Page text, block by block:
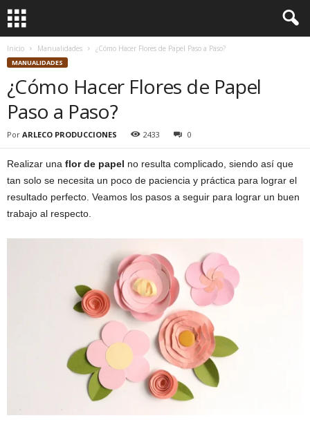
Inicio Manualidades ¿Cómo Hacer Flores de Papel Paso a Paso?
MANUALIDADES
¿Cómo Hacer Flores de Papel
Paso a Paso?
Por ARLECO PRODUCCIONES 2433 0
Realizar una flor de papel no resulta complicado, siendo así que
tan solo se necesita un poco de paciencia y práctica para lograr el
resultado perfecto. Veamos los pasos a seguir para lograr un buen
trabajo al respecto.